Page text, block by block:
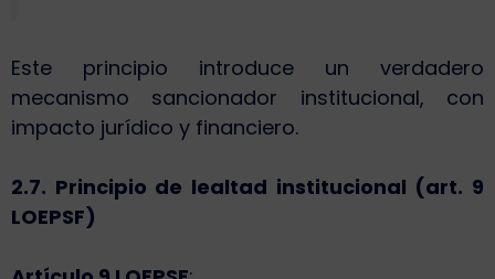
Este principio introduce un verdadero
mecanismo sancionador institucional, con
impacto jurídico y financiero.
2.7. Principio de lealtad institucional (art. 9
LOEPSF)